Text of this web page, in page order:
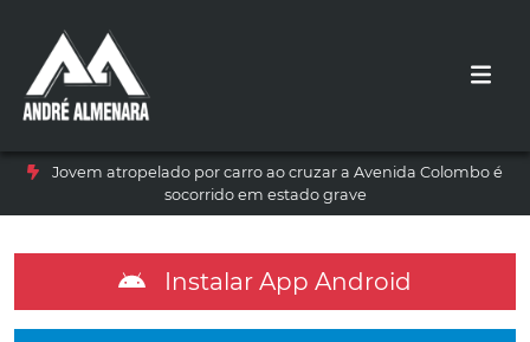
Jovem atropelado por carro ao cruzar a Avenida Colombo é
socorrido em estado grave
Instalar App Android